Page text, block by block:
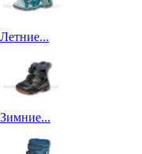
Летние...
Зимние...